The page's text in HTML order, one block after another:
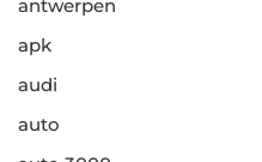
antwerpen
apk
audi
auto